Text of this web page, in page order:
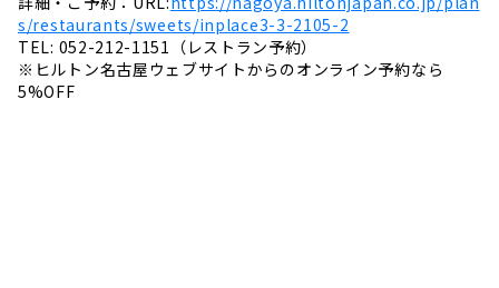
s/restaurants/sweets/inplace3-3-2105-2
TEL: 052-212-1151（レストラン予約）
※ヒルトン名古屋ウェブサイトからのオンライン予約なら
5%OFF